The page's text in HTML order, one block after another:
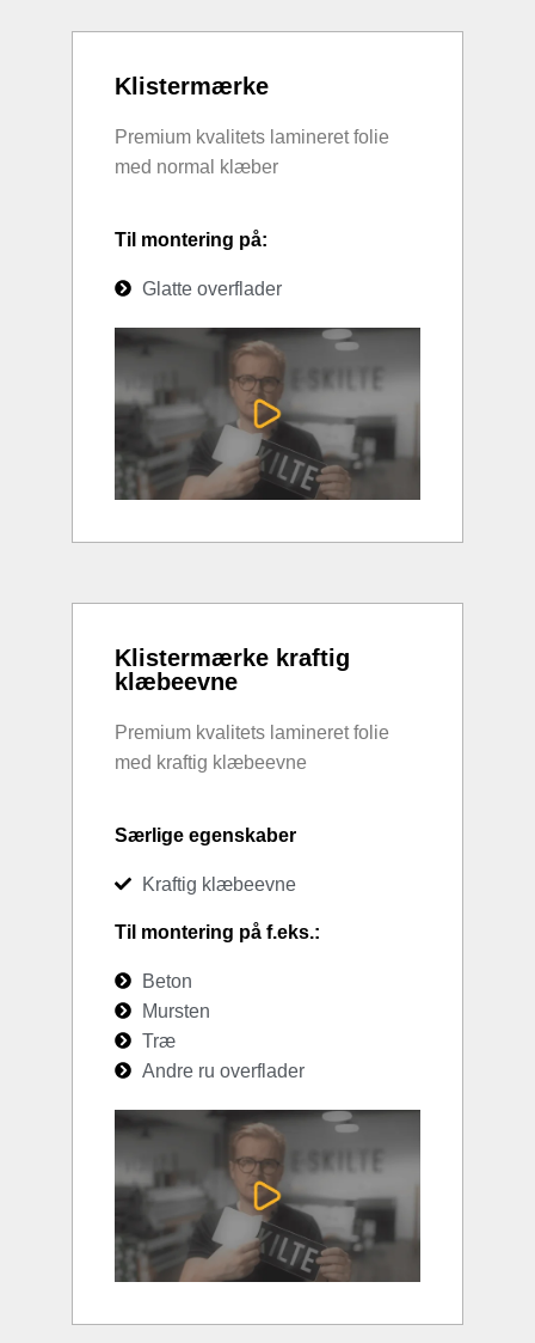
Klistermærke
Premium kvalitets lamineret folie
med normal klæber
Til montering på:
Glatte overflader
Klistermærke kraftig
klæbeevne
Premium kvalitets lamineret folie
med kraftig klæbeevne
Særlige egenskaber
Kraftig klæbeevne
Til montering på f.eks.:
Beton
Mursten
Træ
Andre ru overflader